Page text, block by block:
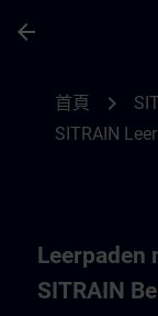
arrow_back
首頁 chevron_right
SITRAIN
Leerpaden
SITRAIN